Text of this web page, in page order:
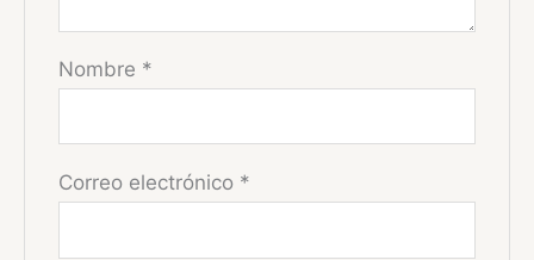
Nombre *
Correo electrónico *